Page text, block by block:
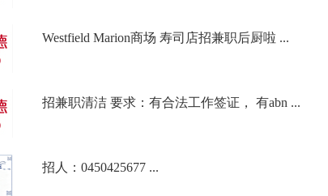
Westfield Marion商场 寿司店招兼职后厨啦 ...
招兼职清洁 要求：有合法工作签证， 有abn ...
招人：0450425677 ...